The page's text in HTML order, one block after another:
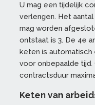
U mag een tijdelijk
verlengen. Het
mag worden
ontstaat is 3. De 4e
keten is
voor onbepaalde
contractsduur
Keten van